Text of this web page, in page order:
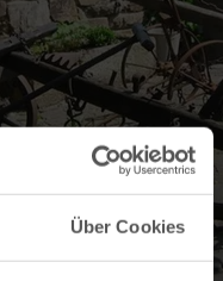
Über Cookies